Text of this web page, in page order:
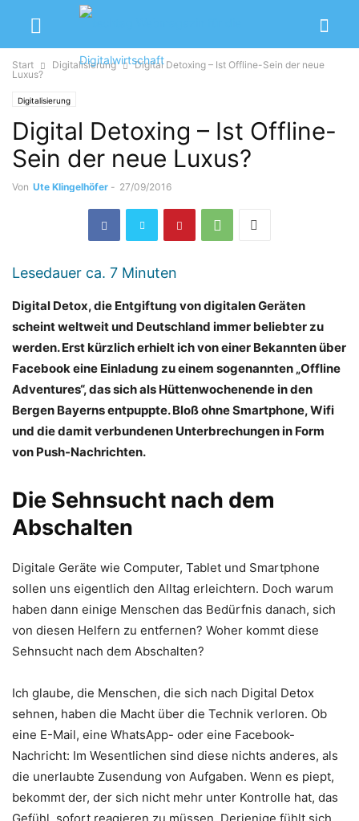
Start Digitalisierung
Digital Detoxing – Ist Offline-Sein der neue
Luxus?
Digitalisierung
Digital Detoxing – Ist Offline-
Sein der neue Luxus?
Von Ute Klingelhöfer - 27/09/2016
Lesedauer ca. 7 Minuten
Digital Detox, die Entgiftung von digitalen Geräten
scheint weltweit und Deutschland immer beliebter zu
werden. Erst kürzlich erhielt ich von einer Bekannten über
Facebook eine Einladung zu einem sogenannten „Offline
Adventures“, das sich als Hüttenwochenende in den
Bergen Bayerns entpuppte. Bloß ohne Smartphone, Wifi
und die damit verbundenen Unterbrechungen in Form
von Push-Nachrichten.
Die Sehnsucht nach dem
Abschalten
Digitale Geräte wie Computer, Tablet und Smartphone
sollen uns eigentlich den Alltag erleichtern. Doch warum
haben dann einige Menschen das Bedürfnis danach, sich
von diesen Helfern zu entfernen? Woher kommt diese
Sehnsucht nach dem Abschalten?
Ich glaube, die Menschen, die sich nach Digital Detox
sehnen, haben die Macht über die Technik verloren. Ob
eine E-Mail, eine WhatsApp- oder eine Facebook-
Nachricht: Im Wesentlichen sind diese nichts anderes, als
die unerlaubte Zusendung von Aufgaben. Wenn es piept,
bekommt der, der sich nicht mehr unter Kontrolle hat, das